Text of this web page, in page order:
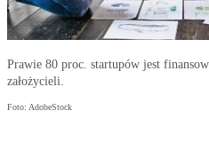
Prawie 80 proc. startupów jest
założycieli.
Foto: AdobeStock